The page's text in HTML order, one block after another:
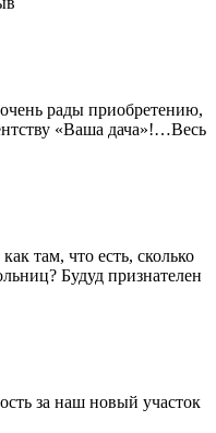
рады приобретению,
«Ваша дача»!…Весь
там, что есть, сколько
Будуд признателен
за наш новый участок